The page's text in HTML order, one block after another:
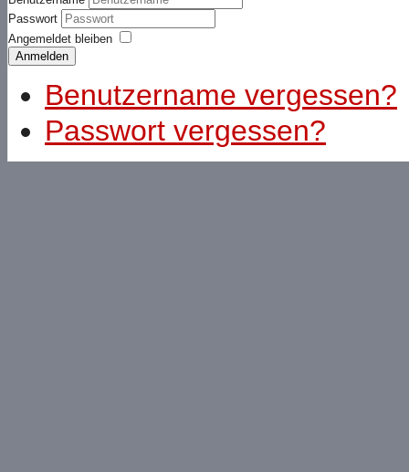
Passwort
Angemeldet bleiben
Anmelden
Benutzername vergessen?
Passwort vergessen?